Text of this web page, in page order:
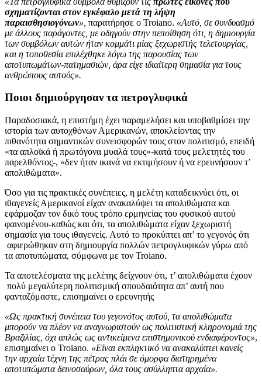
σχηματίζονται στον εγκέφαλο μετά τη λήψη
παραισθησιογόνων», παρατήρησε ο Troiano. «Αυτό, σε συνδυασμό
με άλλους παράγοντες, με οδηγούν στην πεποίθηση ότι, η δημιουργία
των συμβόλων αυτών ήταν κομμάτι μίας ξεχωριστής τελετουργίας,
και η τοποθεσία επιλέχθηκε λόγω της παρουσίας των
αποτυπωμάτων-πατημασιών, άρα είχε ιδιαίτερη σημασία για τους
ανθρώπους αυτούς».
Ποιοι δημιούργησαν τα πετρογλυφικά
Παραδοσιακά, η επιστήμη έχει παραμελήσει και υποβαθμίσει την
ιστορία των αυτοχθόνων Αμερικανών, αποκλείοντας την
πιθανότητα σημαντικών συνεισφορών τους στον πολιτισμό, επειδή
«τα απλοϊκά ή πρωτόγονα μυαλά τους»-κατά τους μελετητές του
παρελθόντος-, «δεν ήταν ικανά να εκτιμήσουν ή να ερευνήσουν τ’
απολιθώματα».
Όσο για τις πρακτικές συνέπειες, η μελέτη καταδεικνύει ότι, οι
ιθαγενείς Αμερικανοί είχαν ανακαλύψει τα απολιθώματα και
εφάρμοζαν τον δικό τους τρόπο ερμηνείας του φυσικού αυτού
φαινομένου-καθώς και ότι, τα απολιθώματα είχαν ξεχωριστή
σημασία για τους ιθαγενείς. Αυτό το προκύπτει απ’ το γεγονός ότι
αφιερώθηκαν στη δημιουργία πολλών πετρογλυφικών γύρω από
τα αποτυπώματα, σύμφωνα με τον Troiano.
Τα αποτελέσματα της μελέτης δείχνουν ότι, τ’ απολιθώματα έχουν
πολύ μεγαλύτερη πολιτισμική σπουδαιότητα απ’ αυτή που
φανταζόμαστε, επισημαίνει ο ερευνητής
«Ως πρακτική συνέπεια του γεγονότος αυτού, τα απολιθώματα
μπορούν να πλέον να αναγνωριστούν ως πολιτιστική κληρονομιά της
Βραζιλίας, όχι απλώς ως αντικείμενα επιστημονικού ενδιαφέροντος»,
επισημαίνει ο Troiano. «Είναι εκπληκτικό να ανακαλύπτει κανείς
την αρχαία τέχνη της πέτρας πλάι σε όμορφα διατηρημένα
αποτυπώματα δεινοσαύρων, όλα τους ασύλληπτα αρχαία».